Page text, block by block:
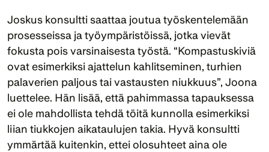
Joskus konsultti saattaa joutua työskentelemään
prosesseissa ja työympäristöissä, jotka vievät
fokusta pois varsinaisesta työstä. “Kompastuskiviä
ovat esimerkiksi ajattelun kahlitseminen, turhien
palaverien paljous tai vastausten niukkuus”, Joona
luettelee. Hän lisää, että pahimmassa tapauksessa
ei ole mahdollista tehdä töitä kunnolla esimerkiksi
liian tiukkojen aikataulujen takia. Hyvä konsultti
ymmärtää kuitenkin, ettei olosuhteet aina ole